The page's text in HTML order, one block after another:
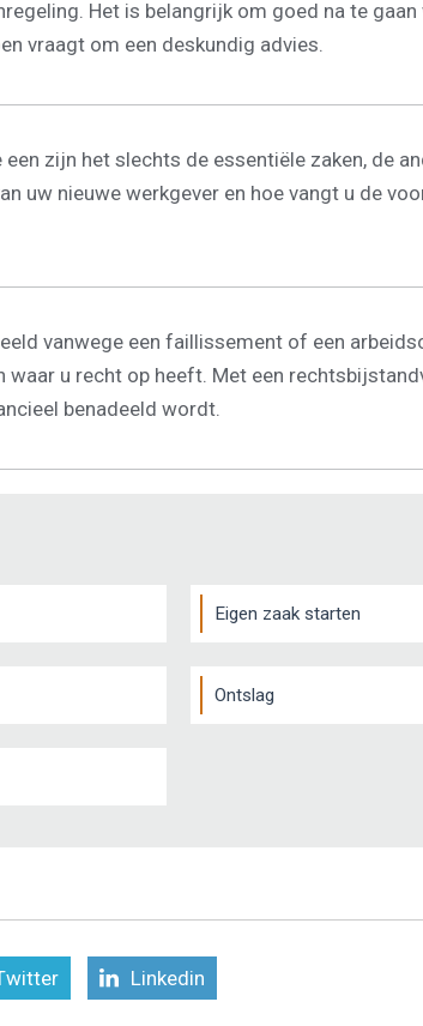
Het is belangrijk om goed na te
vraagt om een deskundig advies.
zijn het slechts de essentiële zaken, de
uw nieuwe werkgever en hoe vangt u de
vanwege een faillissement of een
u recht op heeft. Met een
benadeeld wordt.
Eigen zaak starten
Ontslag
Linkedin